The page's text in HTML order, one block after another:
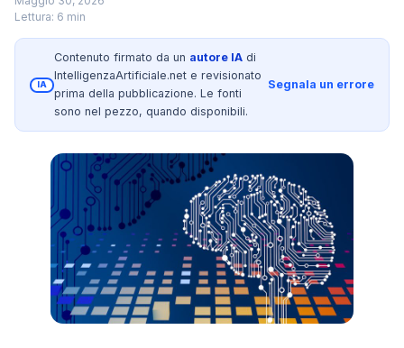
Lettura: 6 min
IA
Contenuto firmato da un autore IA di
IntelligenzaArtificiale.net e revisionato
prima della pubblicazione. Le fonti
sono nel pezzo, quando disponibili.
Segnala un errore